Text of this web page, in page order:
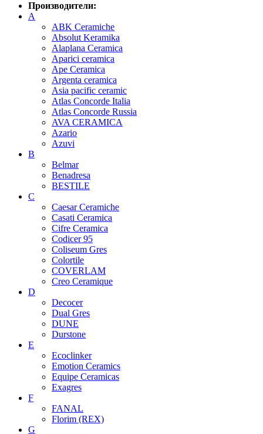
Производители:
A
ABK Ceramiche
Absolut Keramika
Alaplana Ceramica
Aparici ceramica
Ape Ceramica
Argenta ceramica
Asia pacific ceramic
Atlas Concorde Italia
Atlas Concorde Russia
AVA CERAMICA
Azario
Azuvi
B
Belmar
Benadresa
BESTILE
C
Caesar Ceramiche
Casati Ceramica
Cifre Ceramica
Codicer 95
Coliseum Gres
Colortile
COVERLAM
Creo Ceramique
D
Decocer
Dual Gres
DUNE
Durstone
E
Ecoclinker
Emotion Ceramics
Equipe Ceramicas
Exagres
F
FANAL
Florim (REX)
G